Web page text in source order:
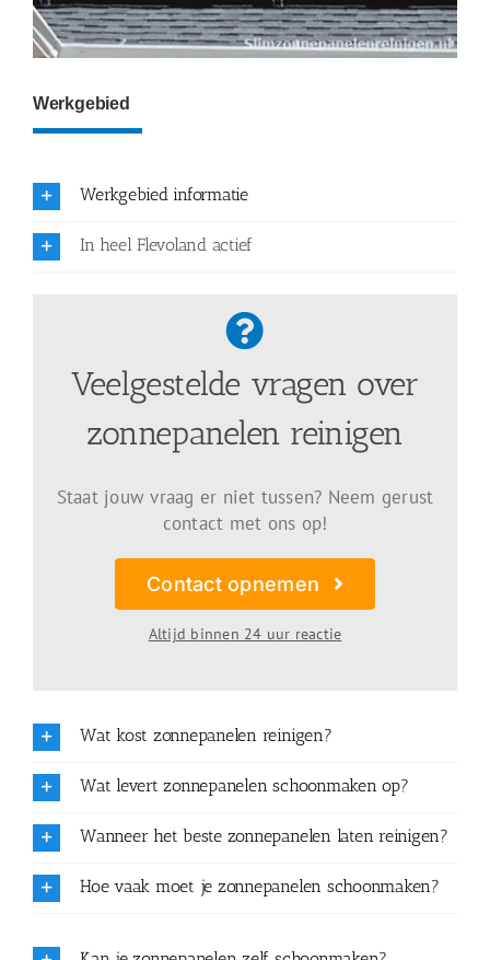
Werkgebied
Werkgebied informatie
In heel Flevoland actief
Veelgestelde vragen over
zonnepanelen reinigen
Staat jouw vraag er niet tussen? Neem gerust
contact met ons op!
Contact opnemen
Altijd binnen 24 uur reactie
Wat kost zonnepanelen reinigen?
Wat levert zonnepanelen schoonmaken op?
Wanneer het beste zonnepanelen laten reinigen?
Hoe vaak moet je zonnepanelen schoonmaken?